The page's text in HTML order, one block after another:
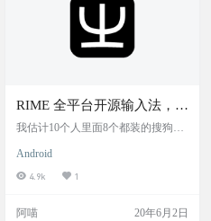
RIME 全平台开源输入法，不
联网，无广告，可定制，中
须管
我估计10个人里面8个都装的搜狗输
因为皮肤+丰富的词库，让我输入感
觉很顺手，但是一直知道搜狗流
让人烦的。之前也在网站分享过取
Android
4.9k 1
阿喵 20年6月2日